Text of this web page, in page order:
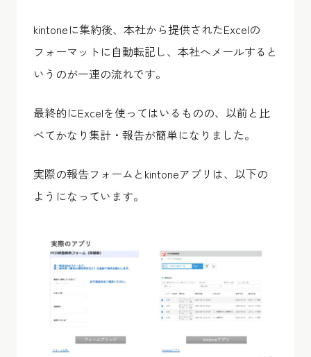
kintoneに集約後、本社から提供されたExcelの
フォーマットに自動転記し、本社へメールすると
いうのが一連の流れです。
最終的にExcelを使ってはいるものの、以前と比
べてかなり集計・報告が簡単になりました。
実際の報告フォームとkintoneアプリは、以下の
ようになっています。